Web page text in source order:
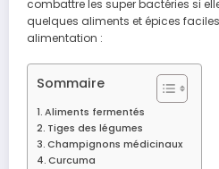
combattre les super bactéries si
quelques aliments et épices
alimentation :
Sommaire
Aliments fermentés
Tiges des légumes
Champignons médicinaux
Curcuma